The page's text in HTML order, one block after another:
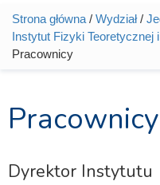
Jesteś tutaj
Strona główna / Wydział/
Instytut Fizyki Teoretycznej
Pracownicy
Pracownicy
Dyrektor Instytutu